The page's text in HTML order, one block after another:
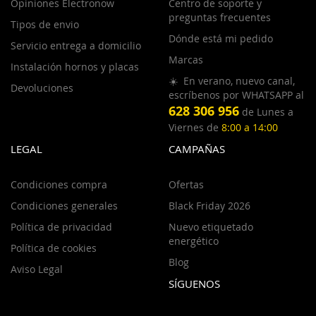
Opiniones Electronow
Tipos de envio
Servicio entrega a domicilio
Instalación hornos y placas
Devoluciones
Centro de soporte y
preguntas frecuentes
Dónde está mi pedido
Marcas
☀️ En verano, nuevo canal,
escríbenos por WHATSAPP al
628 306 956 de Lunes a
Viernes de 8:00 a 14:00
LEGAL
Condiciones compra
Condiciones generales
Política de privacidad
Política de cookies
Aviso Legal
CAMPAÑAS
Ofertas
Black Friday 2026
Nuevo etiquetado
energético
Blog
SÍGUENOS